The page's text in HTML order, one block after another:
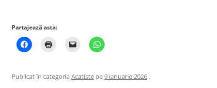
Partajează asta:
Publicat în categoria Acatiste pe9 ianuarie 2026 .